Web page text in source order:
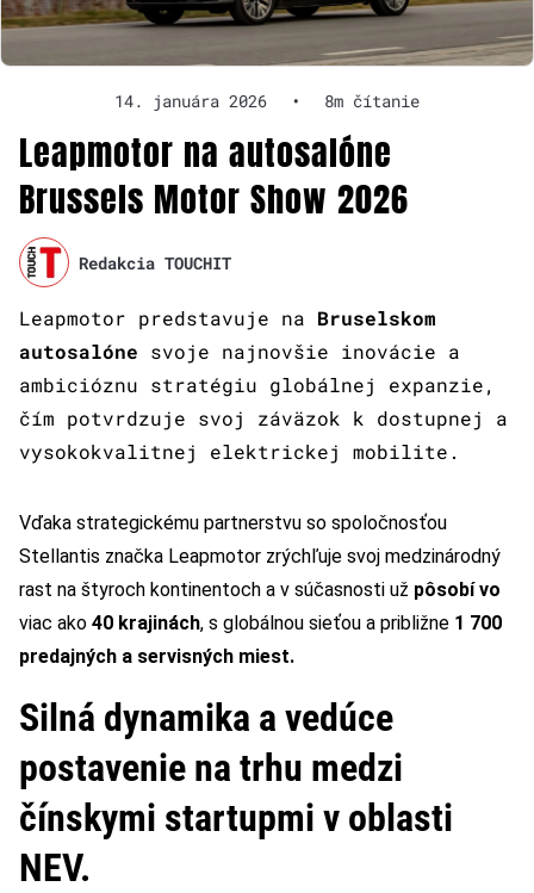
14. januára 2026 • 8m čítanie
Leapmotor na autosalóne
Brussels Motor Show 2026
Redakcia TOUCHIT
Leapmotor predstavuje na Bruselskom
autosalóne svoje najnovšie inovácie a
ambicióznu stratégiu globálnej expanzie,
čím potvrdzuje svoj záväzok k dostupnej a
vysokokvalitnej elektrickej mobilite.
Vďaka strategickému partnerstvu so spoločnosťou
Stellantis značka Leapmotor zrýchľuje svoj medzinárodný
rast na štyroch kontinentoch a v súčasnosti už pôsobí vo
viac ako 40 krajinách, s globálnou sieťou a približne 1 700
predajných a servisných miest.
Silná dynamika a vedúce
postavenie na trhu medzi
čínskymi startupmi v oblasti
NEV.